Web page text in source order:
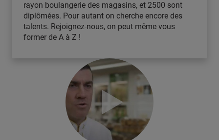
rayon boulangerie des magasins, et 2500 sont
diplômées. Pour autant on cherche encore des
talents. Rejoignez-nous, on peut même vous
former de A à Z !